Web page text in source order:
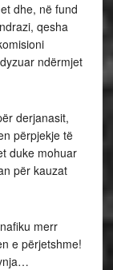
dhe, në fund
qesha
ndërmjet
derjanasit,
përpjekje të
duke mohuar
për kauzat
merr
e përjetshme!